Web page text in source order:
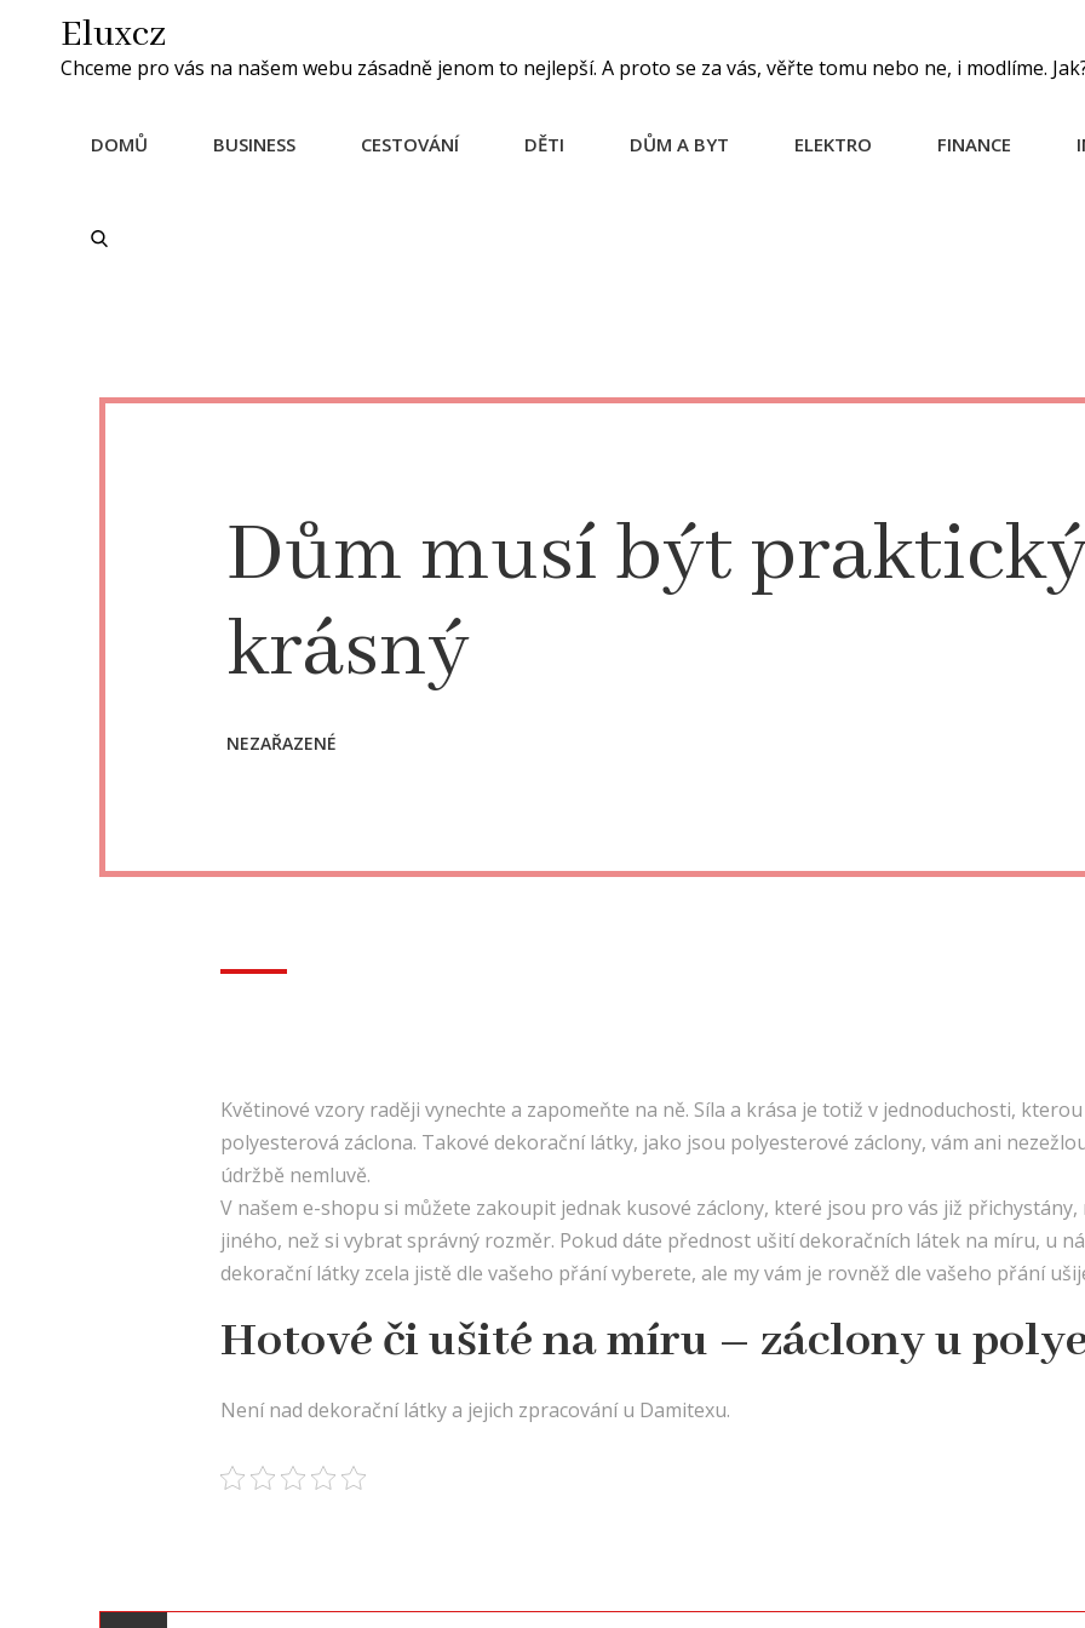
content
Eluxcz
Chceme pro vás na našem webu zásadně jenom to nejlepší. A proto se za vás, věřte tomu nebo ne, i modlíme.
DOMŮ BUSINESS CESTOVÁNÍ DĚTI DŮM A BYT ELEKTRO FINANCE
Dům musí být
krásný
NEZAŘAZENÉ
Květinové vzory raději vynechte a zapomeňte na ně. Síla a krása je totiž v jednoduchosti,
polyesterová záclona. Takové dekorační látky, jako jsou polyesterové záclony, vám ani
údržbě nemluvě.
V našem e-shopu si můžete zakoupit jednak kusové záclony, které jsou pro vás již
jiného, než si vybrat správný rozměr. Pokud dáte přednost ušití dekoračních látek na míru, u
dekorační látky zcela jistě dle vašeho přání vyberete, ale my vám je rovněž dle vašeho přání
Hotové či ušité na míru – záclony u
Není nad dekorační látky a jejich zpracování u Damitexu.